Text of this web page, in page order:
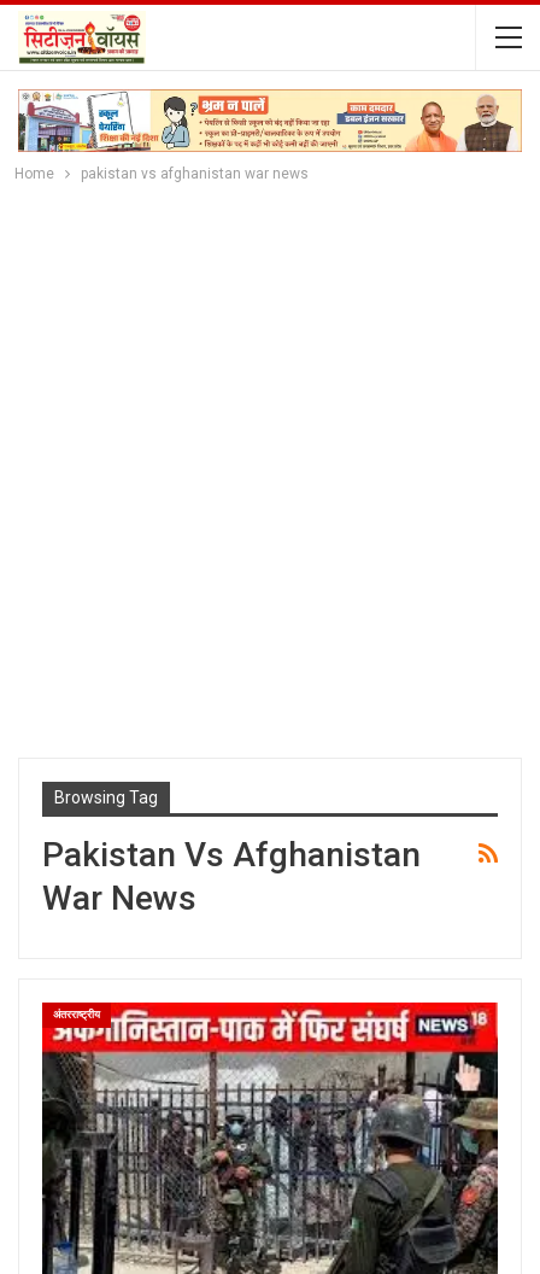
Home pakistan vs afghanistan war news
Browsing Tag
Pakistan Vs Afghanistan
War News
अंतरराष्ट्रीय